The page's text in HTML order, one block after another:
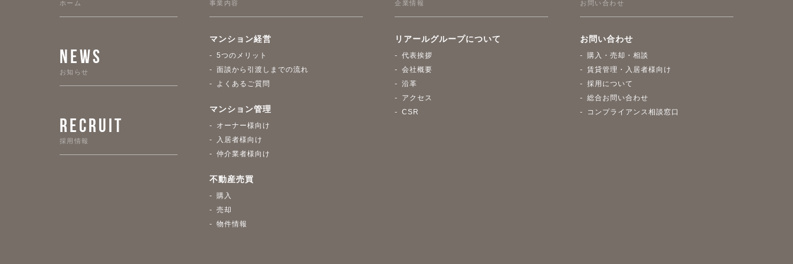
ホーム
NEWS
お知らせ
RECRUIT
採用情報
事業内容
マンション経営
5つのメリット
面談から引渡しまでの流れ
よくあるご質問
マンション管理
オーナー様向け
入居者様向け
仲介業者様向け
不動産売買
購入
売却
物件情報
企業情報
リアールグループについて
代表挨拶
会社概要
沿革
アクセス
CSR
お問い合わせ
お問い合わせ
購入・売却・相談
賃貸管理・入居者様向け
採用について
総合お問い合わせ
コンプライアンス相談窓口